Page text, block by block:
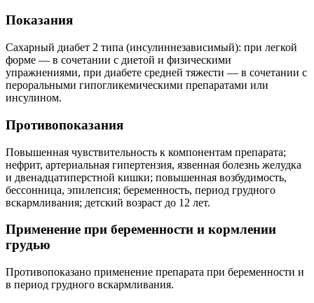
Показания
Сахарный диабет 2 типа (инсулиннезависимый): при легкой
форме — в сочетании с диетой и физическими
упражнениями, при диабете средней тяжести — в сочетании с
пероральными гипогликемическими препаратами или
инсулином.
Противопоказания
Повышенная чувствительность к компонентам препарата;
нефрит, артериальная гипертензия, язвенная болезнь желудка
и двенадцатиперстной кишки; повышенная возбудимость,
бессонница, эпилепсия; беременность, период грудного
вскармливания; детский возраст до 12 лет.
Применение при беременности и кормлении
грудью
Противопоказано применение препарата при беременности и
в период грудного вскармливания.